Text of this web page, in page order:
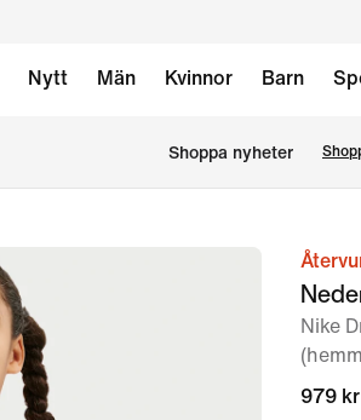
Nytt Män Kvinnor Barn
Shoppa nyheter
Nike
979 kr